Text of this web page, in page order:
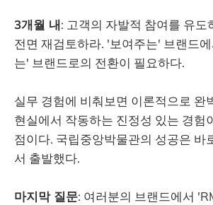
3개월 내: 고객의 자발적 참여를 유도
전면 재검토하라. '보여주는' 브랜드
는' 브랜드로의 전환이 필요하다.
실무 경험에 비춰보면 이론적으로 완
현실에서 작동하는 진정성 있는 경험
점이다. 국립중앙박물관의 성공은 바
서 출발했다.
마지막 질문: 여러분의 브랜드에서